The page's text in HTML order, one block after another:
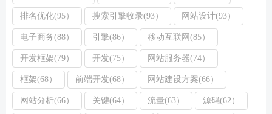
排名优化(95） 搜索引擎收录(93） 网站设计(93）
电子商务(88） 引擎(86） 移动互联网(85）
开发框架(79） 开发(75） 网站服务器(74）
框架(68） 前端开发(68） 网站建设方案(66）
网站分析(66） 关键(64） 流量(63） 源码(62）